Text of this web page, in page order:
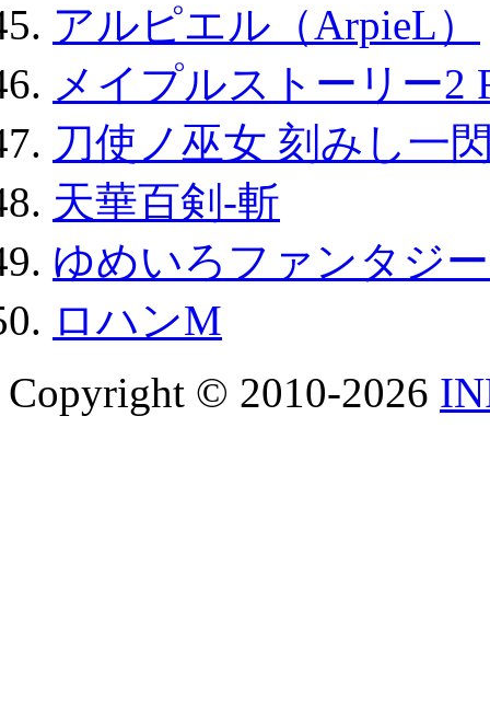
アルピエル（ArpieL）
メイプルストーリー2
刀使ノ巫女 刻みし一
天華百剣-斬
ゆめいろファンタジ
ロハンM
Copyright © 2010-2026